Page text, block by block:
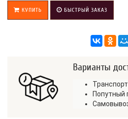
КУПИТЬ БЫСТРЫЙ ЗАКАЗ
Варианты
Попутный